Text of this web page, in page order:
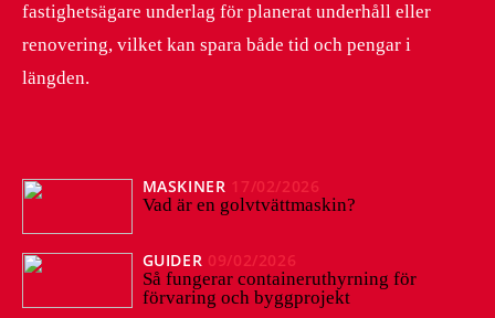
fastighetsägare underlag för planerat underhåll eller
renovering, vilket kan spara både tid och pengar i
längden.
MASKINER 17/02/2026
Vad är en golvtvättmaskin?
GUIDER 09/02/2026
Så fungerar containeruthyrning för
förvaring och byggprojekt